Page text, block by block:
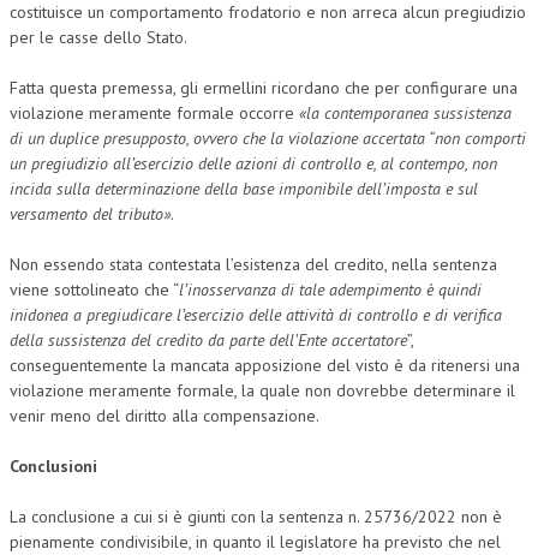
FISCALITÀ INTERNAZIONALE
CRIMINOLOGIA TRIBUTARIA
CFC E PARADISI FISCALI
TRANSFER PRICING
TRIBUTARIA
GIURISPRUDENZA
EUROPEA
TRIBUTARIA
costituisce un comportamento frodatorio e non arreca alcun pregiudizio
per le casse dello Stato.
Fatta questa premessa, gli ermellini ricordano che per configurare una
violazione meramente formale occorre «la contemporanea sussistenza
di un duplice presupposto, ovvero che la violazione accertata “non comporti
un pregiudizio all’esercizio delle azioni di controllo e, al contempo, non
incida sulla determinazione della base imponibile dell’imposta e sul
versamento del tributo».
Non essendo stata contestata l’esistenza del credito, nella sentenza
viene sottolineato che “l’inosservanza di tale adempimento è quindi
inidonea a pregiudicare l’esercizio delle attività di controllo e di verifica
della sussistenza del credito da parte dell’Ente accertatore”,
conseguentemente la mancata apposizione del visto è da ritenersi una
violazione meramente formale, la quale non dovrebbe determinare il
venir meno del diritto alla compensazione.
Conclusioni
La conclusione a cui si è giunti con la sentenza n. 25736/2022 non è
pienamente condivisibile, in quanto il legislatore ha previsto che nel